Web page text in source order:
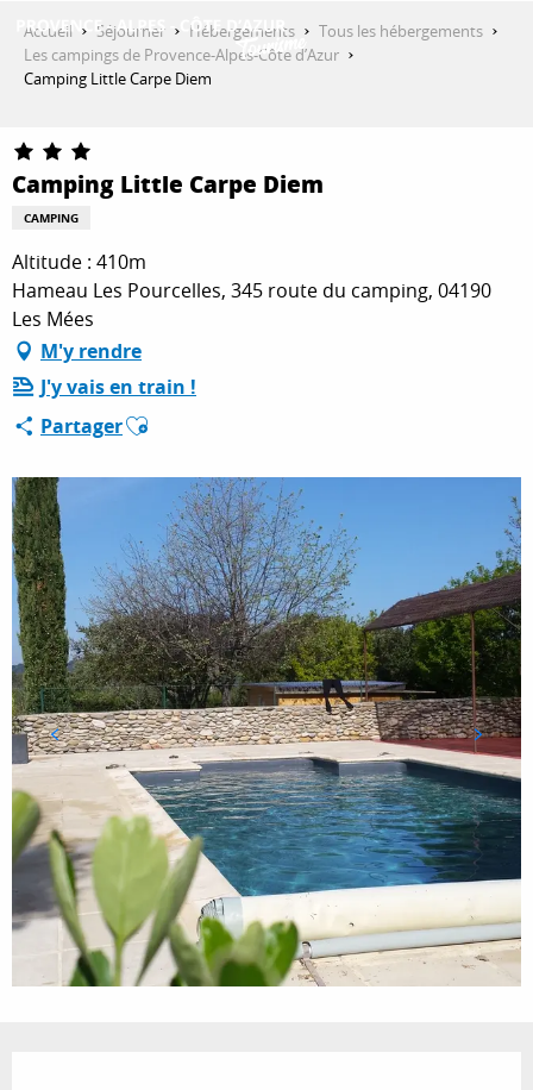
contenu
QUE FAIRE ?
SÉJOURNER
ESPACE PRO
Accueil Séjourner Hébergements
Tous les hébergements
Les campings de Provence-Alpes-Côte d’Azur
Camping Little Carpe Diem
Camping Little Carpe Diem
CAMPING
Altitude : 410m
Hameau Les Pourcelles, 345 route du camping, 04190
Les Mées
M'y rendre
J'y vais en train !
PartagerAjouter aux favoris